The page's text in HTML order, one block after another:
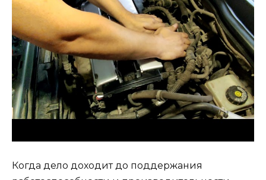
Когда дело доходит до поддержания